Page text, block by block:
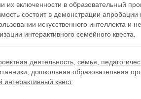
их включенности в образовательный
состоит в демонстрации
искусственного интеллекта и
интерактивного семейного квеста.
деятельность, семья
дошкольная образовательная
квест